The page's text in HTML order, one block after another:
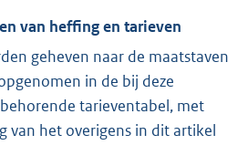
van heffing en tarieven
geheven naar de maatstaven
in de bij deze
tarieventabel, met
van het overigens in dit artikel